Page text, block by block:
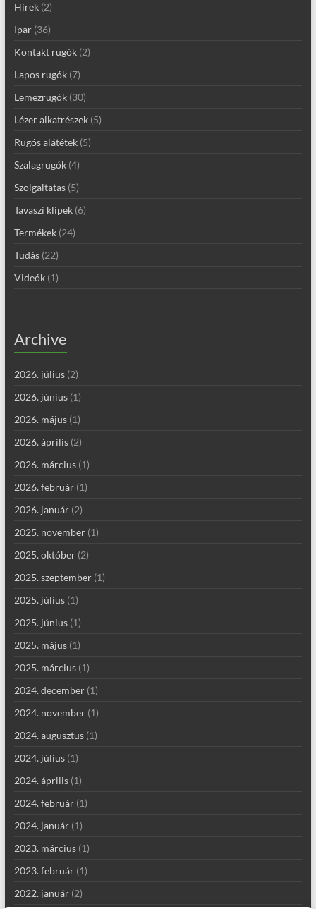
Hírek(2)
Ipar(36)
Kontakt rugók(2)
Lapos rugók(7)
Lemezrugók(30)
Lézer alkatrészek(5)
Rugós alátétek(5)
Szalagrugók(4)
Szolgaltatas(5)
Tavaszi klipek(6)
Termékek(24)
Tudás(22)
Videók(1)
Archive
2026. július(2)
2026. június(1)
2026. május(1)
2026. április(2)
2026. március(1)
2026. február(1)
2026. január(2)
2025. november(1)
2025. október(2)
2025. szeptember(1)
2025. július(1)
2025. június(1)
2025. május(1)
2025. március(1)
2024. december(1)
2024. november(1)
2024. augusztus(1)
2024. július(1)
2024. április(1)
2024. február(1)
2024. január(1)
2023. március(1)
2023. február(1)
2022. január(2)